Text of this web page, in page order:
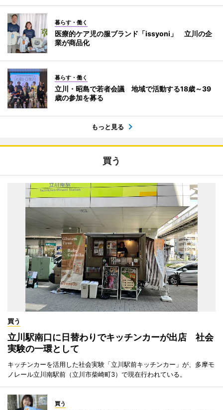
暮らす・働く
医療的ケア児の服ブランド「issyoni」 立川の企
業が商品化
暮らす・働く
立川・昭島で若者会議 地域で活動する18歳～39
歳の参加を募る
もっと見る
買う
買う
立川駅南口に日替わりでキッチンカーが出店 社会
実験の一環として
キッチンカーを活用した社会実験「立川駅前キッチンカー」が、多摩モ
ノレール立川南駅前（立川市柴崎町3）で現在行われている。
買う